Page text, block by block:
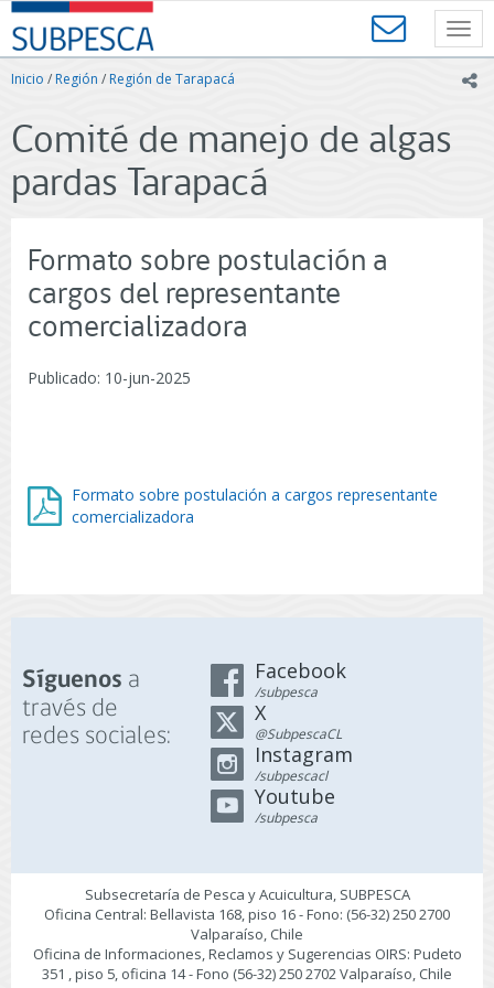
Contenido
principal
SUBPESCA
-
Subsecretaría
Acuicultura
-
Chile
Inicio /Región /Región de Tarapacá
Comité de manejo de algas
pardas Tarapacá
Formato sobre postulación a
cargos del representante
comercializadora
Publicado: 10-jun-2025
Formato sobre postulación a cargos representante
comercializadora
Síguenos a
través de
redes sociales:
Facebook
/subpesca
X
@SubpescaCL
Instagram
/subpescacl
Youtube
/subpesca
Subsecretaría de Pesca y Acuicultura, SUBPESCA
Oficina Central: Bellavista 168, piso 16 - Fono: (56-32) 250 2700
Valparaíso, Chile
Oficina de Informaciones, Reclamos y Sugerencias OIRS: Pudeto
351 , piso 5, oficina 14 - Fono (56-32) 250 2702 Valparaíso, Chile